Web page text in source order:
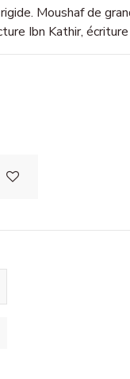
Moushaf de
Ibn Kathir,